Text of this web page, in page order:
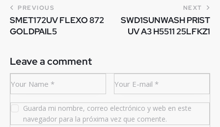
PREVIOUS
SMET172UV FLEXO 872
GOLDPAIL5
NEXT
SWD1SUNWASH PRIST
UV A3 H5511 25LFKZ1
Leave a comment
Guarda mi nombre, correo electrónico y web en este
navegador para la próxima vez que comente.